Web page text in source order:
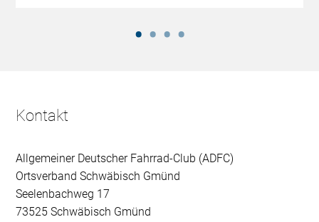
Kontakt
Allgemeiner Deutscher Fahrrad-Club (ADFC)
Ortsverband Schwäbisch Gmünd
Seelenbachweg 17
73525 Schwäbisch Gmünd